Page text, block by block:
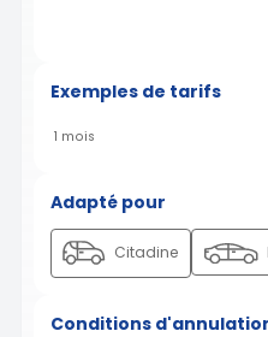
Exemples de tarifs
1 mois
Adapté pour
Citadine
Conditions